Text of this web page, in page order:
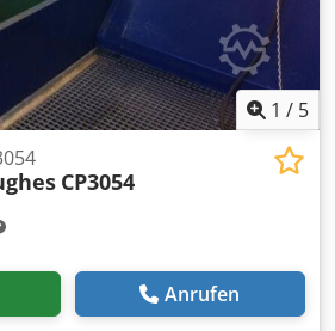
1 / 5
CP3054
Anrufen